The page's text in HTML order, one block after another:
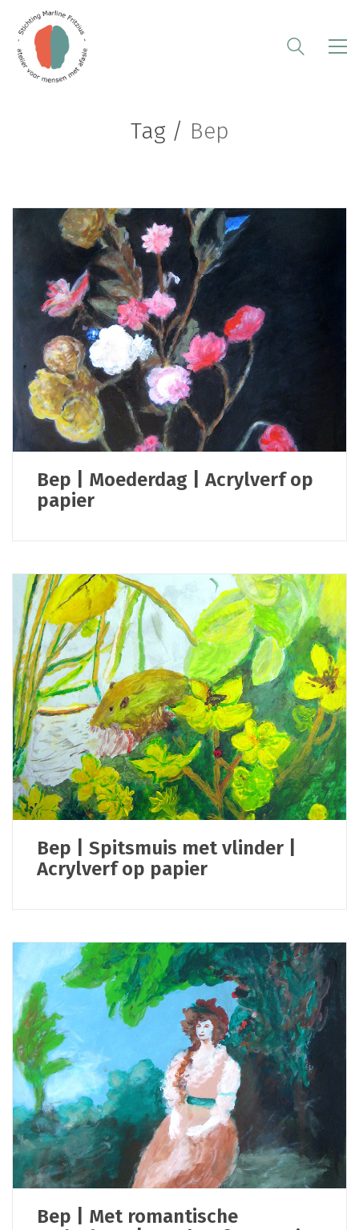
Tag / Bep
Bep | Moederdag | Acrylverf op
papier
Bep | Spitsmuis met vlinder |
Acrylverf op papier
Bep | Met romantische